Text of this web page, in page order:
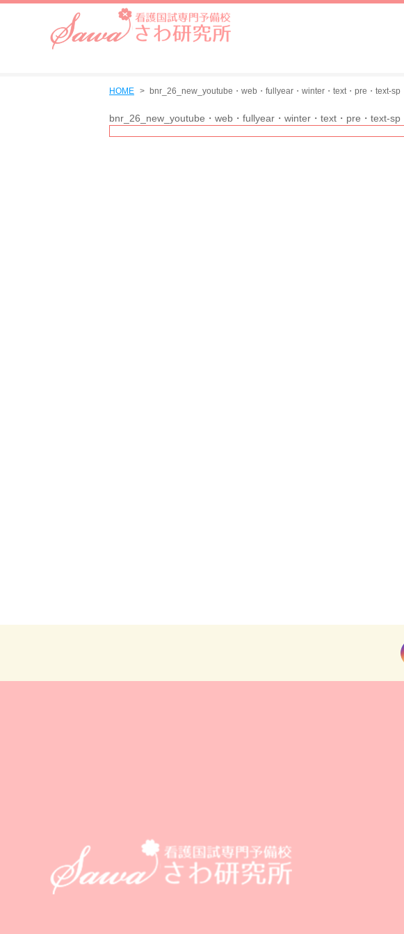
HOME bnr_26_new_youtube・web・fullyear・winter・text・pre・text-sp
bnr_26_new_youtube・web・fullyear・winter・text・pre・text-sp